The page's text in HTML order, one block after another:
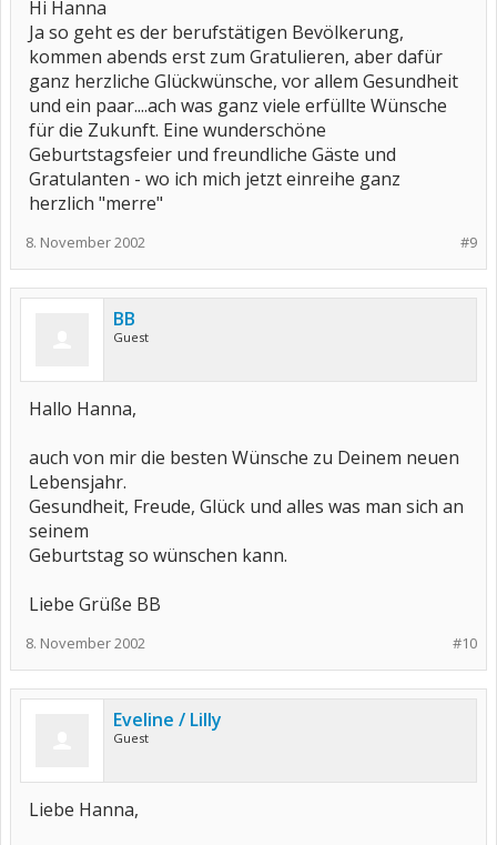
Hi Hanna
Ja so geht es der berufstätigen Bevölkerung,
kommen abends erst zum Gratulieren, aber dafür
ganz herzliche Glückwünsche, vor allem Gesundheit
und ein paar....ach was ganz viele erfüllte Wünsche
für die Zukunft. Eine wunderschöne
Geburtstagsfeier und freundliche Gäste und
Gratulanten - wo ich mich jetzt einreihe ganz
herzlich "merre"
#9
8. November 2002
BB
Guest
Hallo Hanna,
auch von mir die besten Wünsche zu Deinem neuen
Lebensjahr.
Gesundheit, Freude, Glück und alles was man sich an
seinem
Geburtstag so wünschen kann.
Liebe Grüße BB
#10
8. November 2002
Eveline / Lilly
Guest
Liebe Hanna,